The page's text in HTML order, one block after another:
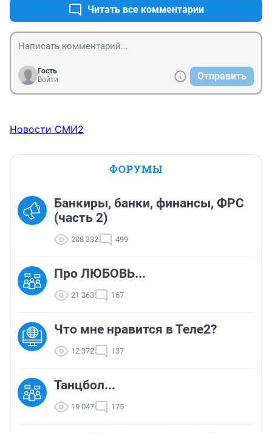
Руководитель: Po-Shen Loh
Заместитель руководителя: Yang Liu
всего именно они,и золотые медали на
международных олимпиадах также берут они.
Читать все комментарии
Гость
Войти
Отправить
Новости СМИ2
ФОРУМЫ
Банкиры, банки, финансы, ФРС
(часть 2)
208 332 499
Про ЛЮБОВЬ...
21 363 167
Что мне нравится в Теле2?
12 372 137
Танцбол...
19 047 175